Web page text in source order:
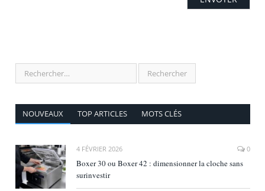
NOUVEAUX TOP ARTICLES MOTS CLÉS
4 FÉVRIER 2026 0
Boxer 30 ou Boxer 42 : dimensionner la cloche sans
surinvestir